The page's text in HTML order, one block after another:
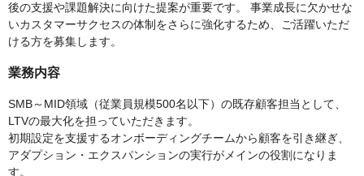
後の支援や課題解決に向けた提案が重要です。 事業成長に欠かせな
いカスタマーサクセスの体制をさらに強化するため、ご活躍いただ
ける方を募集します。
業務内容
SMB～MID領域（従業員規模500名以下）の既存顧客担当として、
LTVの最大化を担っていただきます。
初期設定を支援するオンボーディングチームから顧客を引き継ぎ、
アダプション・エクスパンションの実行がメインの役割になりま
す。